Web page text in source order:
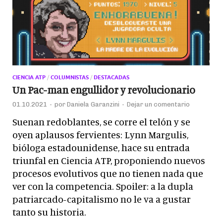
CIENCIA ATP / COLUMNISTAS / DESTACADAS
Un Pac-man engullidor y revolucionario
01.10.2021 - por Daniela Garanzini - Dejar un comentario
Suenan redoblantes, se corre el telón y se
oyen aplausos fervientes: Lynn Margulis,
bióloga estadounidense, hace su entrada
triunfal en Ciencia ATP, proponiendo nuevos
procesos evolutivos que no tienen nada que
ver con la competencia. Spoiler: a la dupla
patriarcado-capitalismo no le va a gustar
tanto su historia.